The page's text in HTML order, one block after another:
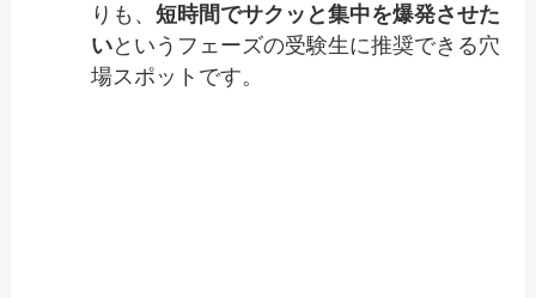
りも、短時間でサクッと集中を爆発させた
いというフェーズの受験生に推奨できる穴
場スポットです。